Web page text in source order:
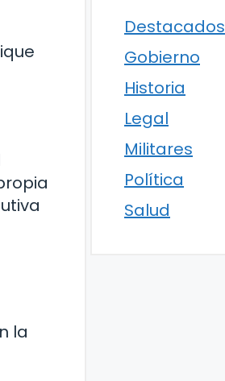
la
Destacados
Gobierno
Historia
Legal
Militares
Política
Salud